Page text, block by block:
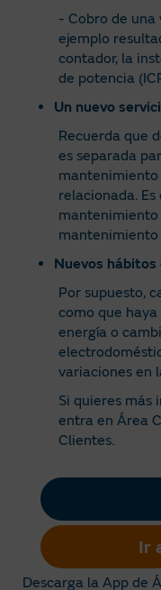
- Cobro de
ejemplo
contador, la
de potencia
Un nuevo
Recuerda que
es separada
mantenimiento
relacionada. Es
mantenimiento
mantenimiento
Nuevos hábitos
Por supuesto,
como que
energía o
variaciones en
Si quieres más
entra en Área
Clientes.
Ir
Descarga la App de